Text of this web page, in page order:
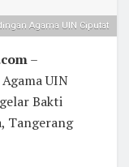
Agama UIN Ciputat
–
UIN
Bakti
Tangerang